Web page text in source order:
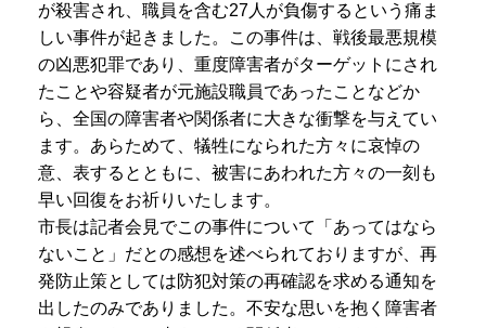
が殺害され、職員を含む27人が負傷するという痛ま
しい事件が起きました。この事件は、戦後最悪規模
の凶悪犯罪であり、重度障害者がターゲットにされ
たことや容疑者が元施設職員であったことなどか
ら、全国の障害者や関係者に大きな衝撃を与えてい
ます。あらためて、犠牲になられた方々に哀悼の
意、表するとともに、被害にあわれた方々の一刻も
早い回復をお祈りいたします。
市長は記者会見でこの事件について「あってはなら
ないこと」だとの感想を述べられておりますが、再
発防止策としては防犯対策の再確認を求める通知を
出したのみでありました。不安な思いを抱く障害者